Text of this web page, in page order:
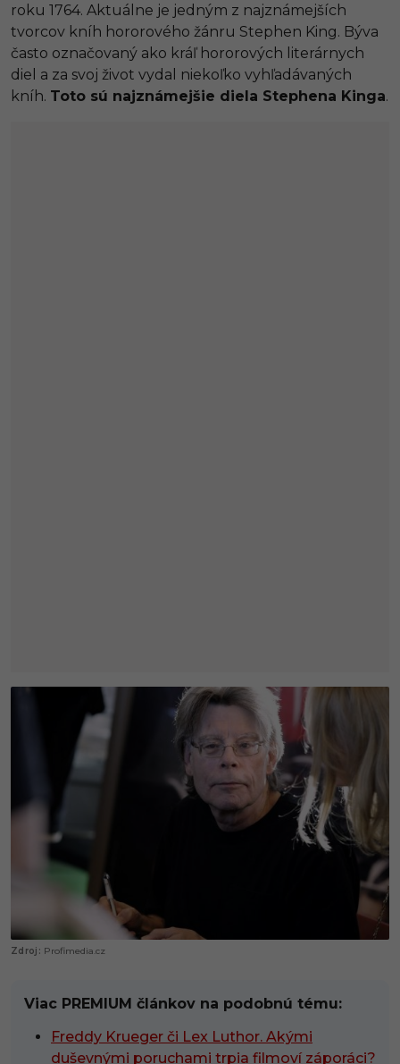
roku 1764. Aktuálne je jedným z najznámejších
tvorcov kníh hororového žánru Stephen King. Býva
často označovaný ako kráľ hororových literárnych
diel a za svoj život vydal niekoľko vyhľadávaných
kníh. Toto sú najznámejšie diela Stephena Kinga.
Profimedia.cz
Viac PREMIUM článkov na podobnú tému:
Freddy Krueger či Lex Luthor. Akými
duševnými poruchami trpia filmoví záporáci?